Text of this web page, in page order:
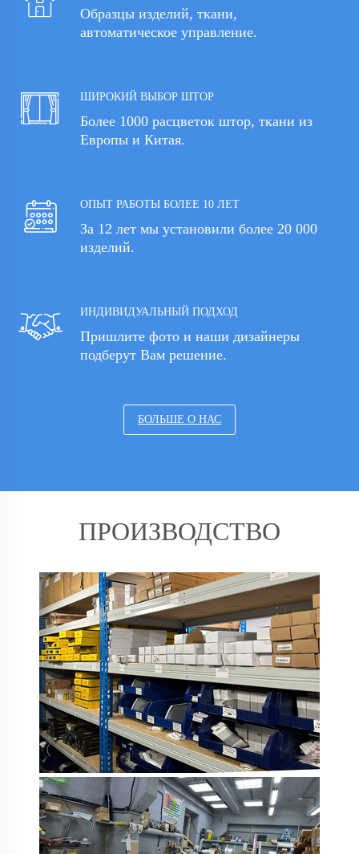
Образцы изделий, ткани,
автоматическое управление.
ШИРОКИЙ ВЫБОР ШТОР
Более 1000 расцветок штор, ткани из
Европы и Китая.
ОПЫТ РАБОТЫ БОЛЕЕ 10 ЛЕТ
За 12 лет мы установили более 20 000
изделий.
ИНДИВИДУАЛЬНЫЙ ПОДХОД
Пришлите фото и наши дизайнеры
подберут Вам решение.
БОЛЬШЕ О НАС
ПРОИЗВОДСТВО